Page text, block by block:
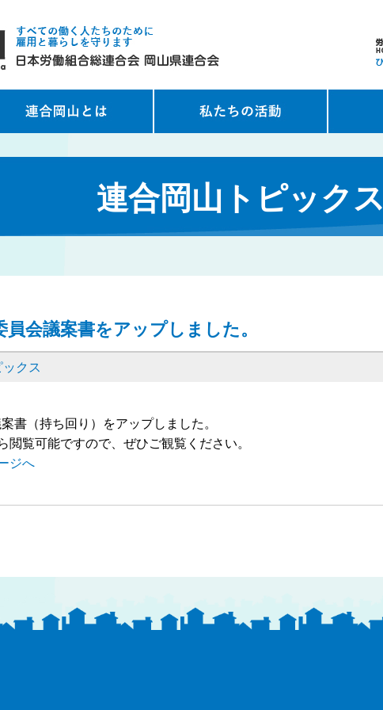
連合岡山トピックス
会議案書をアップしました。
クス
書（持ち回り）をアップしました。
閲覧可能ですので、ぜひご観覧ください。
ジへ